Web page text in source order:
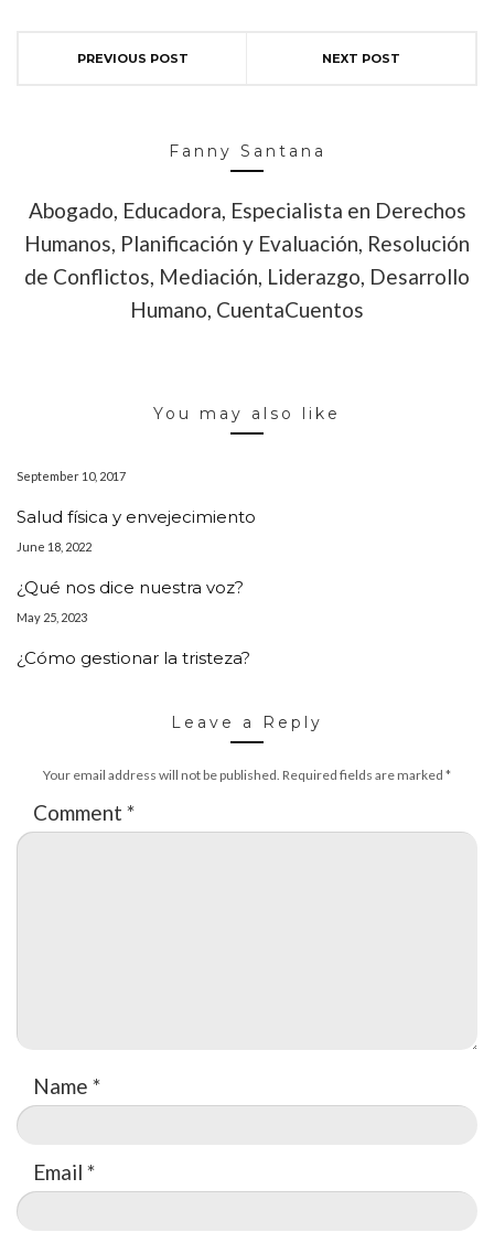
PREVIOUS POST NEXT POST
Fanny Santana
Abogado, Educadora, Especialista en Derechos
Humanos, Planificación y Evaluación, Resolución
de Conflictos, Mediación, Liderazgo, Desarrollo
Humano, CuentaCuentos
You may also like
September 10, 2017
Salud física y envejecimiento
June 18, 2022
¿Qué nos dice nuestra voz?
May 25, 2023
¿Cómo gestionar la tristeza?
Leave a Reply
Your email address will not be published. Required fields are marked *
Comment *
Name *
Email *